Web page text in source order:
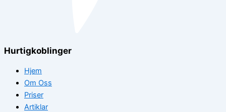
Hurtigkoblinger
Hjem
Om Oss
Priser
Artiklar